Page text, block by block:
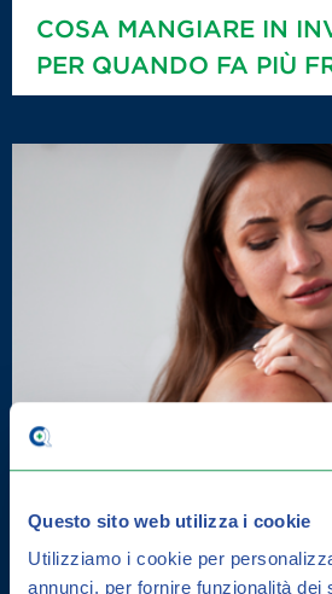
Questo sito web utilizza i cookie
Utilizziamo i cookie per
annunci, per fornire funzionalità dei
COSA MANGIARE IN
PER QUANDO FA PIÙ